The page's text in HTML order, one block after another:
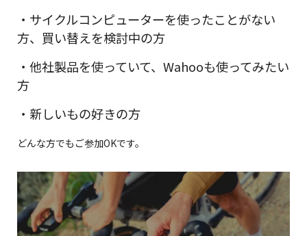
・サイクルコンピューターを使ったことがない
方、買い替えを検討中の方
・他社製品を使っていて、Wahooも使ってみたい
方
・新しいもの好きの方
どんな方でもご参加OKです。